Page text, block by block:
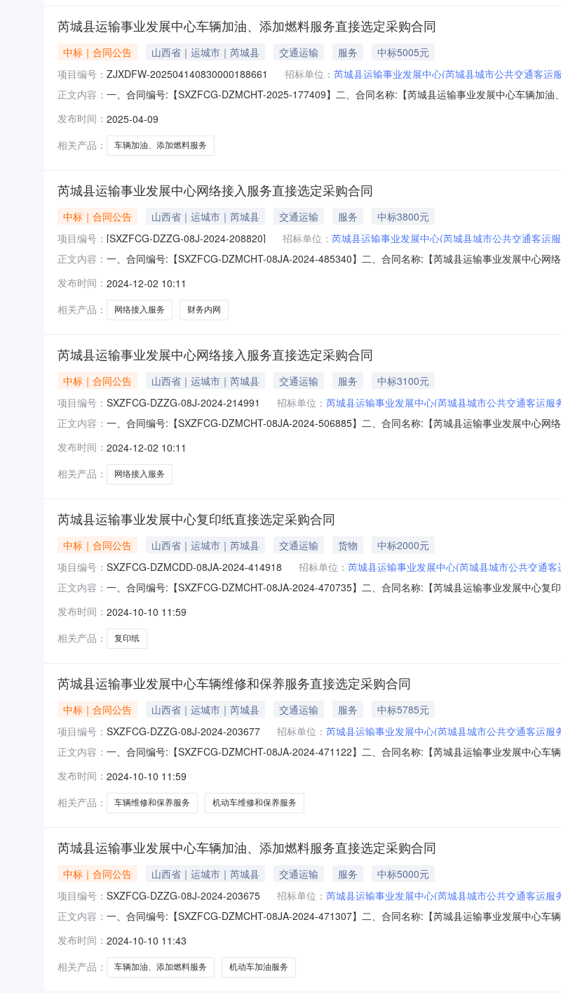
芮城县运输事业发展中心车辆加油、添加燃料服务直接选定采购合同
中标｜合同公告 山西省｜运城市｜芮城县 交通运输 服务
中标5005元
项目编号： ZJXDFW-202504140830000188661 招标单位： 芮城县运输事业发展中心(芮城县城市公共交通客运
正文内容： 一、合同编号:【SXZFCG-DZMCHT-2025-177409】二、合同名称:【芮城县运输事业发展中心车辆加
省运城市芮城县学府西街42号联系人：冯锋供应商（乙方）：【芮城县通源农业机械化有限公司恒坤加
息：主
发布时间： 2025-04-09
相关产品：
车辆加油、添加燃料服务
芮城县运输事业发展中心网络接入服务直接选定采购合同
中标｜合同公告 山西省｜运城市｜芮城县 交通运输 服务
中标3800元
项目编号： [SXZFCG-DZZG-08J-2024-208820] 招标单位： 芮城县运输事业发展中心(芮城县城市公共交通客运
正文内容： 一、合同编号:【SXZFCG-DZMCHT-08JA-2024-485340】二、合同名称:【芮城县运输事业发展中心
系人：冯锋供应商（乙方）：【中国移动通信集团山西有限公司运城分公司】地址：安中路1号联系人：
发布时间： 2024-12-02 10:11
相关产品：
网络接入服务 财务内网
芮城县运输事业发展中心网络接入服务直接选定采购合同
中标｜合同公告 山西省｜运城市｜芮城县 交通运输 服务
中标3100元
项目编号： SXZFCG-DZZG-08J-2024-214991 招标单位： 芮城县运输事业发展中心(芮城县城市公共交通客运服
正文内容： 一、合同编号:【SXZFCG-DZMCHT-08JA-2024-506885】二、合同名称:【芮城县运输事业发展中心
系人：冯锋供应商（乙方）：【中国电信集团有限公司运城分公司】地址：中银北路与涑水西街交叉口
发布时间： 2024-12-02 10:11
相关产品：
网络接入服务
芮城县运输事业发展中心复印纸直接选定采购合同
中标｜合同公告 山西省｜运城市｜芮城县 交通运输 货物
中标2000元
项目编号： SXZFCG-DZMCDD-08JA-2024-414918 招标单位： 芮城县运输事业发展中心(芮城县城市公共交通客
正文内容： 一、合同编号:【SXZFCG-DZMCHT-08JA-2024-470735】二、合同名称:【芮城县运输事业发展中心复
号联系人：冯锋供应商（乙方）：【芮城县民乐商贸有限公司】地址：永乐南路012号联系人：刘亚菲六
发布时间： 2024-10-10 11:59
相关产品：
复印纸
芮城县运输事业发展中心车辆维修和保养服务直接选定采购合同
中标｜合同公告 山西省｜运城市｜芮城县 交通运输 服务
中标5785元
项目编号： SXZFCG-DZZG-08J-2024-203677 招标单位： 芮城县运输事业发展中心(芮城县城市公共交通客运服
正文内容： 一、合同编号:【SXZFCG-DZMCHT-08JA-2024-471122】二、合同名称:【芮城县运输事业发展中心
西街42号联系人：冯锋供应商（乙方）：【芮城县陆奔二手车交易市场有限公司】地址：洞宾东街烟厂
发布时间： 2024-10-10 11:59
相关产品：
车辆维修和保养服务 机动车维修和保养服务
芮城县运输事业发展中心车辆加油、添加燃料服务直接选定采购合同
中标｜合同公告 山西省｜运城市｜芮城县 交通运输 服务
中标5000元
项目编号： SXZFCG-DZZG-08J-2024-203675 招标单位： 芮城县运输事业发展中心(芮城县城市公共交通客运服
正文内容： 一、合同编号:【SXZFCG-DZMCHT-08JA-2024-471307】二、合同名称:【芮城县运输事业发展中心车
城县学府西街42号联系人：冯锋供应商（乙方）：【芮城县通源农业机械化有限公司恒坤加油站】地址
发布时间： 2024-10-10 11:43
相关产品：
车辆加油、添加燃料服务 机动车加油服务